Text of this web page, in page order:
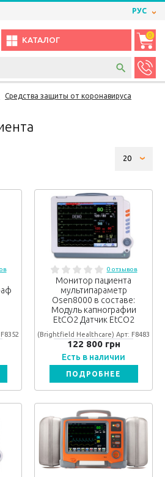
РУС
КАТАЛОГ
0
Средства защиты от коронавируса
0 отзывов
Монитор пациента
мультипараметр
Osen8000 в составе:
Модуль капнографии
EtCO2 Датчик EtCO2
(Brightfield Healthcare) Арт: F8483
122 800 грн
Есть в наличии
ПОДРОБНЕЕ